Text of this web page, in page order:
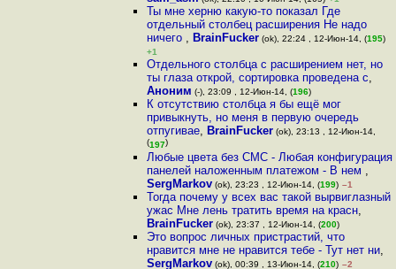
Ты мне херню какую-то показал Где
отдельный столбец расширения Не надо
ничего , BrainFucker(ok), 22:24 , 12-Июн-14, (195)
+1
Отдельного столбца с расширением нет, но
ты глаза открой, сортировка проведена с,
Аноним (-), 23:09 , 12-Июн-14, (196)
К отсутствию столбца я бы ещё мог
привыкнуть, но меня в первую очередь
отпугивае, BrainFucker(ok), 23:13 , 12-Июн-14,
(197)
Любые цвета без СМС - Любая конфигурация
панелей наложенным платежом - В нем ,
SergMarkov(ok), 23:23 , 12-Июн-14, (199) –1
Тогда почему у всех вас такой вырвиглазный
ужас Мне лень тратить время на красн,
BrainFucker(ok), 23:37 , 12-Июн-14, (200)
Это вопрос личных пристрастий, что
нравится мне не нравится тебе - Тут нет ни,
SergMarkov(ok), 00:39 , 13-Июн-14, (210) –2